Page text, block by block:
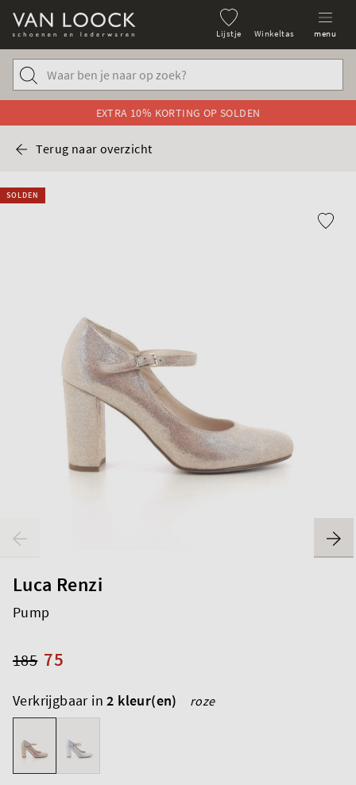
Lijstje Winkeltas menu
EXTRA 10% KORTING OP SOLDEN
Terug naar overzicht
SOLDEN
Luca Renzi
Pump
75
185
Verkrijgbaar in2 kleur(en) roze